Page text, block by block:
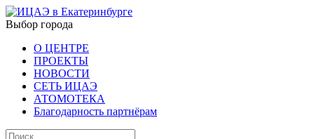
Выбор города
О ЦЕНТРЕ
ПРОЕКТЫ
НОВОСТИ
СЕТЬ ИЦАЭ
АТОМОТЕКА
Благодарность партнёрам